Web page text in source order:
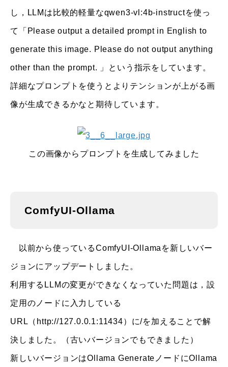
し，LLMは比較的軽量なqwen3-vl:4b-instructを使っ
て「Please output a detailed prompt in English to
generate this image. Please do not output anything
other than the prompt. 」という指示をしています。
詳細なプロンプトを使うとよりテンションが上がる画
像が生成できるかなと期待しています。
この画像からプロンプトを生成してみました
ComfyUI-Ollama
以前から使っているComfyUI-Ollamaを新しいバー
ジョンにアップデートしました。
利用するLLMの変更ができなくなっていた問題は，設
定用のノードに入力している
URL（http://127.0.0.1:11434）に/を加えることで解
決しました。（古いバージョンでもできました）
新しいバージョンはOllama GenerateノードにOllama